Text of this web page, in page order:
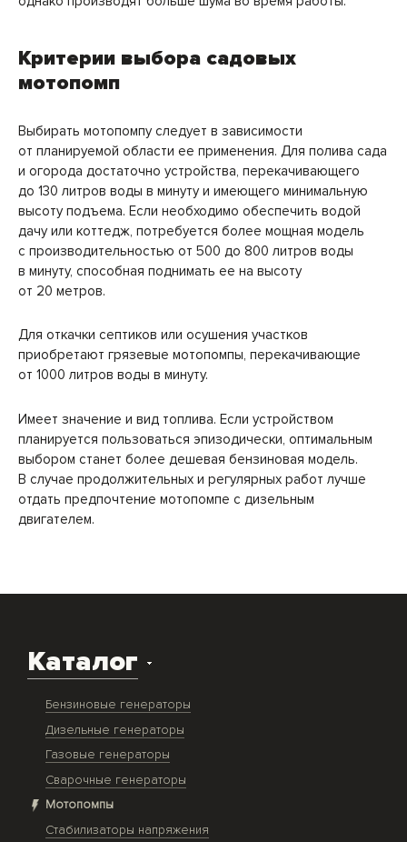
Критерии выбора садовых
мотопомп
Выбирать мотопомпу следует в зависимости
от планируемой области ее применения. Для полива сада
и огорода достаточно устройства, перекачивающего
до 130 литров воды в минуту и имеющего минимальную
высоту подъема. Если необходимо обеспечить водой
дачу или коттедж, потребуется более мощная модель
с производительностью от 500 до 800 литров воды
в минуту, способная поднимать ее на высоту
от 20 метров.
Для откачки септиков или осушения участков
приобретают грязевые мотопомпы, перекачивающие
от 1000 литров воды в минуту.
Имеет значение и вид топлива. Если устройством
планируется пользоваться эпизодически, оптимальным
выбором станет более дешевая бензиновая модель.
В случае продолжительных и регулярных работ лучше
отдать предпочтение мотопомпе с дизельным
двигателем.
Каталог
Бензиновые генераторы
Дизельные генераторы
Газовые генераторы
Сварочные генераторы
Мотопомпы
Стабилизаторы напряжения